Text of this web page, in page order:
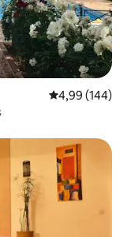
4,99 de uma
4,99 (144)